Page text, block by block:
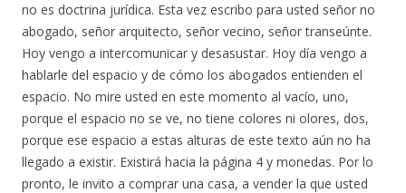
no es doctrina jurídica. Esta vez escribo para usted señor no
abogado, señor arquitecto, señor vecino, señor transeúnte.
Hoy vengo a intercomunicar y desasustar. Hoy día vengo a
hablarle del espacio y de cómo los abogados entienden el
espacio. No mire usted en este momento al vacío, uno,
porque el espacio no se ve, no tiene colores ni olores, dos,
porque ese espacio a estas alturas de este texto aún no ha
llegado a existir. Existirá hacia la página 4 y monedas. Por lo
pronto, le invito a comprar una casa, a vender la que usted